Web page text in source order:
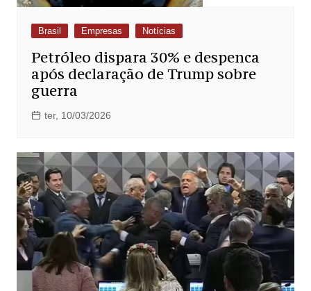
Brasil Empresas Notícias
Petróleo dispara 30% e despenca
após declaração de Trump sobre
guerra
ter, 10/03/2026